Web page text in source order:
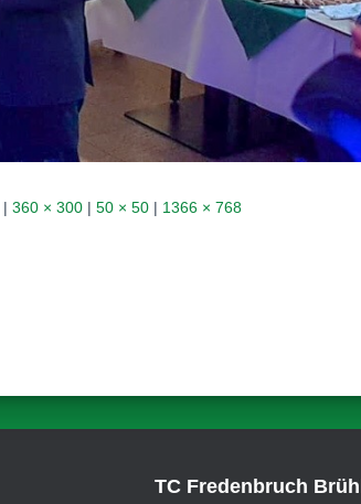
| 360 × 300 | 50 × 50 | 1366 × 768
TC Fredenbruch